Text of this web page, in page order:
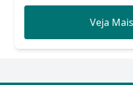
Veja Mais